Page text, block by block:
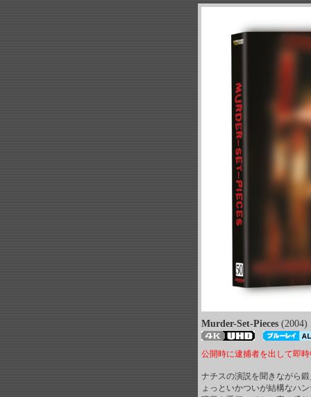
Murder-Set-Pieces (2004)
公開時に逮捕者を出して即
ナチスの演説を聞きながら
ょっといかついが結構なハ